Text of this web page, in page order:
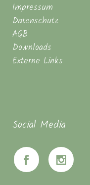
Impressum
Datenschutz
AGB
Downloads
Externe Links
Social Media